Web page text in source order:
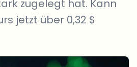
zugelegt hat. Kann
jetzt über 0,32 $